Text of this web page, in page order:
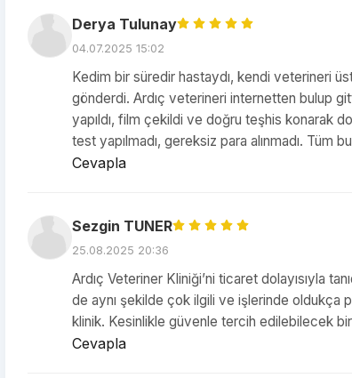
Derya Tulunay
04.07.2025 15:02
Kedim bir süredir hastaydı, kendi veterineri
gönderdi. Ardıç veterineri internetten bulup
yapıldı, film çekildi ve doğru teşhis konarak
test yapılmadı, gereksiz para alınmadı.
Cevapla
Sezgin TUNER
25.08.2025 20:36
Ardıç Veteriner Kliniği’ni ticaret dolayısıyla
de aynı şekilde çok ilgili ve işlerinde
klinik. Kesinlikle güvenle tercih edilebilecek
Cevapla